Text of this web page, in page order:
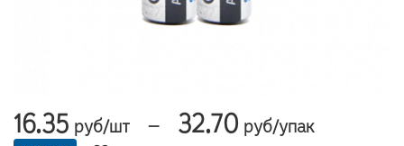
16.35 руб/шт — 32.70 руб/упак